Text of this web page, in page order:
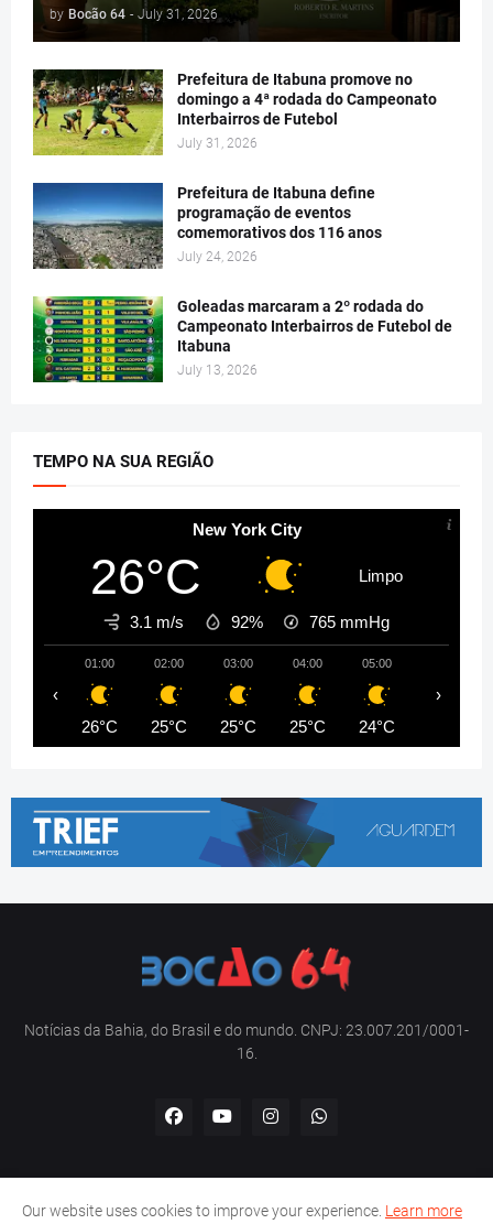
by Bocão 64 - July 31, 2026
Prefeitura de Itabuna promove no
domingo a 4ª rodada do Campeonato
Interbairros de Futebol
July 31, 2026
Prefeitura de Itabuna define
programação de eventos
comemorativos dos 116 anos
July 24, 2026
Goleadas marcaram a 2º rodada do
Campeonato Interbairros de Futebol de
Itabuna
July 13, 2026
TEMPO NA SUA REGIÃO
New York City
26°C Limpo
3.1 m/s 92% 765 mmHg
01:00
26°C
02:00
25°C
03:00
25°C
04:00
25°C
05:00
24°C
‹ ›
Notícias da Bahia, do Brasil e do mundo. CNPJ: 23.007.201/0001-
16.
Our website uses cookies to improve your experience. Learn more